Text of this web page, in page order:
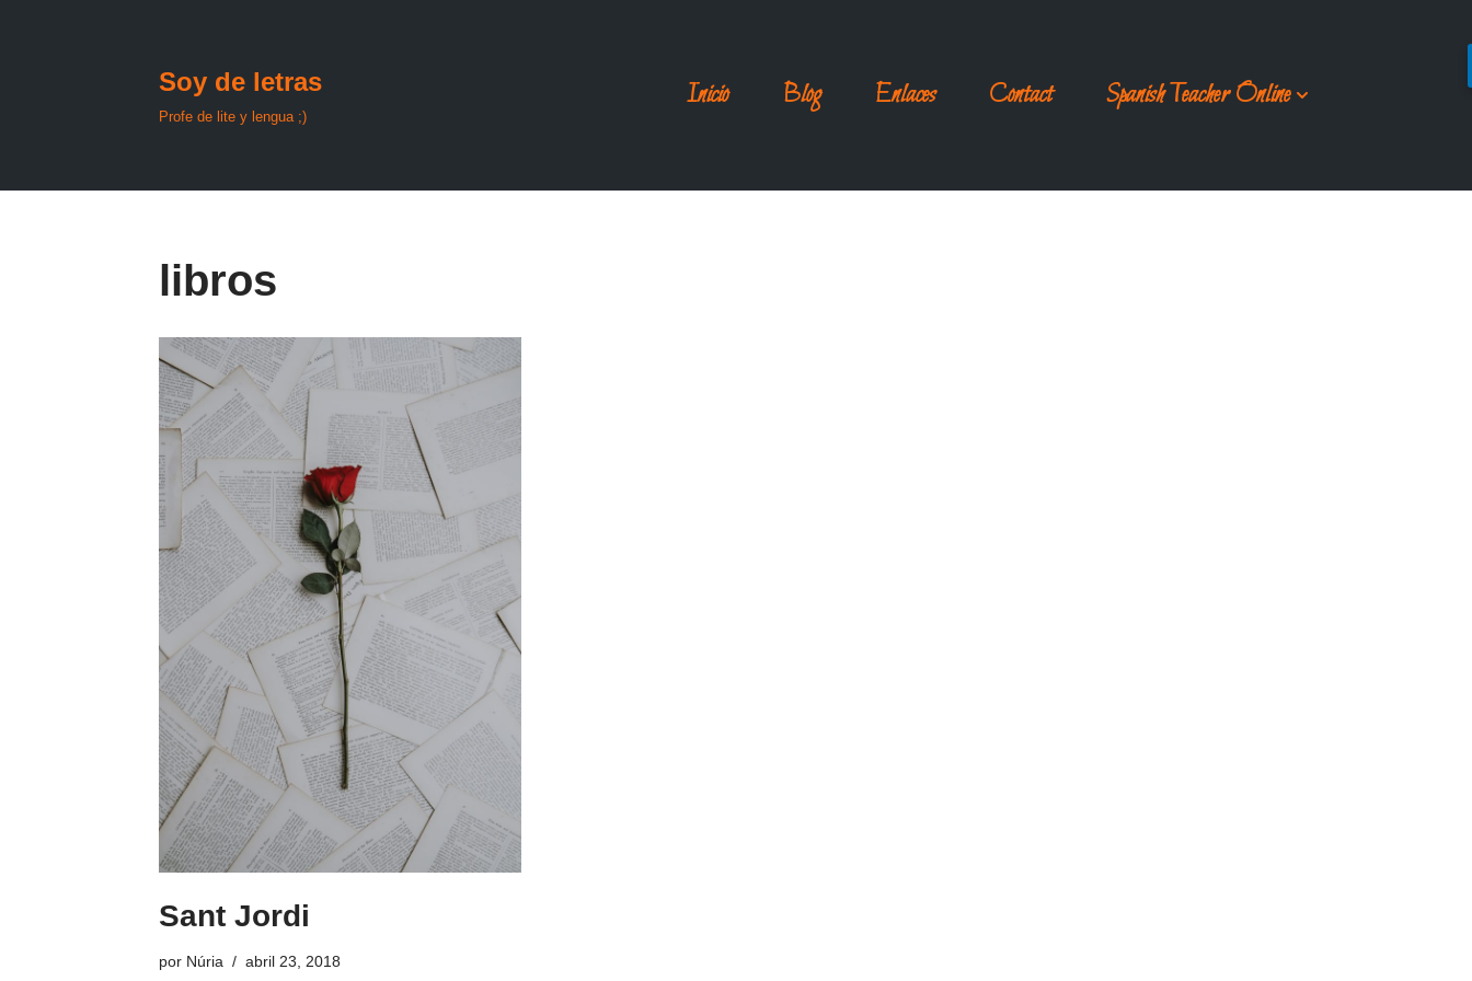
Soy de letras
Profe de lite y lengua ;)
Inicio Blog Enlaces Contact Spanish Teacher Online
libros
Sant Jordi
por Núria abril 23, 2018